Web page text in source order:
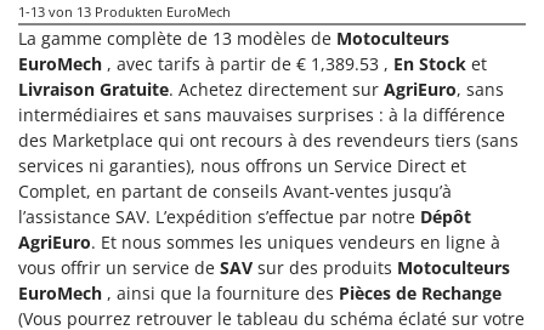
Vesco
Volpi
W
Waldner
Weber
WIDU
Wiper EcoRobot
Wolf Garten
Wortex
1-13 von 13 Produkten EuroMech
La gamme complète de 13 modèles de Motoculteurs
EuroMech , avec tarifs à partir de € 1,389.53 , En Stock et
Livraison Gratuite. Achetez directement sur AgriEuro, sans
intermédiaires et sans mauvaises surprises : à la différence
des Marketplace qui ont recours à des revendeurs tiers (sans
services ni garanties), nous offrons un Service Direct et
Complet, en partant de conseils Avant-ventes jusqu’à
l’assistance SAV. L’expédition s’effectue par notre Dépôt
AgriEuro. Et nous sommes les uniques vendeurs en ligne à
vous offrir un service de SAV sur des produits Motoculteurs
EuroMech , ainsi que la fourniture des Pièces de Rechange
(Vous pourrez retrouver le tableau du schéma éclaté sur votre